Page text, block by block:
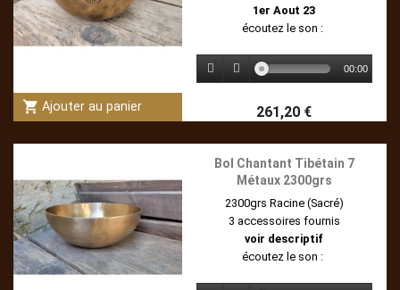
shopping_cart Ajouter au panier
1er Aout 23
écoutez le son :
00:00
261,20 €
Bol Chantant Tibétain 7
Métaux 2300grs
2300grs Racine (Sacré)
3 accessoires fournis
voir descriptif
écoutez le son :